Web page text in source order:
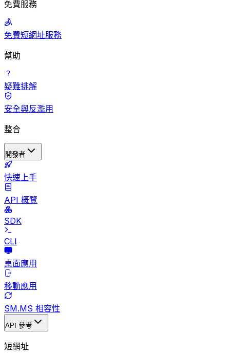
免費服務
免費短網址服務
幫助
疑難排解
安全與反濫用
整合
開發者
快速上手
API 概覽
SDK
CLI
桌面應用
移動應用
SM.MS 相容性
API 參考
短網址